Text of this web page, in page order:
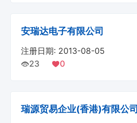
安瑞达电子有限公司
注册日期: 2013-08-05
23
0
瑞源贸易企业(香港)有限公司